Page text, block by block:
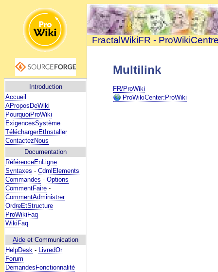
Introduction
Accueil
AProposDeWiki
PourquoiProWiki
ExigencesSystème
TéléchargerEtInstaller
ContactezNous
Documentation
RéférenceEnLigne
Syntaxes - CdmlElements
Commandes - Options
CommentFaire -
CommentAdministrer
OrdreEtStructure
ProWikiFaq
WikiFaq
Aide et Communication
HelpDesk - LivredOr
Forum
DemandesFonctionnalité
FractalWikiFR -
Multilink
FR/ProWiki
ProWikiCenter:ProWiki